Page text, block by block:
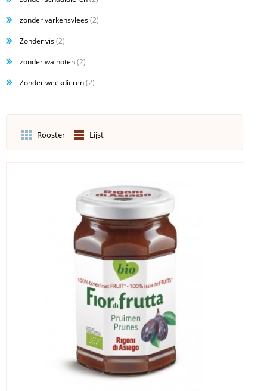
zonder varkensvlees(2)
Zonder vis(2)
zonder walnoten(2)
Zonder weekdieren(2)
Rooster Lijst